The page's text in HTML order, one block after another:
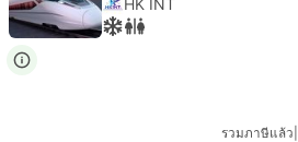
HK INT
รวมภาษีแล้ว